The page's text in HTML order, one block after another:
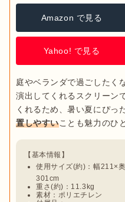
Amazon で見る
Yahoo! で見る
庭やベランダで過ごしたく
演出してくれるスクリーン
くれるため、暑い夏にぴっ
置しやすい
使用サイズ(約)：幅211×
301cm
重さ(約)：11.3kg
素材：ポリエチレン